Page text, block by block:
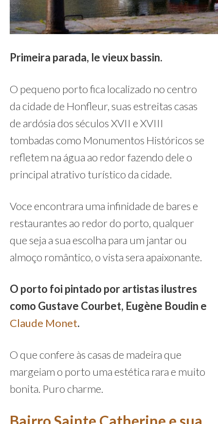
Primeira parada, le vieux bassin.
O pequeno porto fica localizado no centro
da cidade de Honfleur, suas estreitas casas
de ardósia dos séculos XVII e XVIII
tombadas como Monumentos Históricos se
refletem na água ao redor fazendo dele o
principal atrativo turístico da cidade.
Voce encontrara uma infinidade de bares e
restaurantes ao redor do porto, qualquer
que seja a sua escolha para um jantar ou
almoço romântico, o vista sera apaixonante.
O porto foi pintado por artistas ilustres
como Gustave Courbet, Eugène Boudin e
Claude Monet.
O que confere às casas de madeira que
margeiam o porto uma estética rara e muito
bonita. Puro charme.